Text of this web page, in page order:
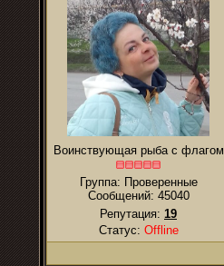
Воинствующая рыба с флагом
Группа: Проверенные
Сообщений: 45040
Репутация: 19
Статус: Offline